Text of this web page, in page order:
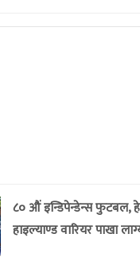
८० औं इन्डिपेन्डेन्स फुटबल,
हाइल्याण्ड वारियर पाखा